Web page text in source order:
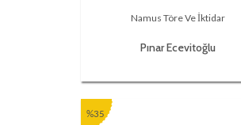
Namus Töre Ve İktidar
Pınar Ecevitoğlu
%35